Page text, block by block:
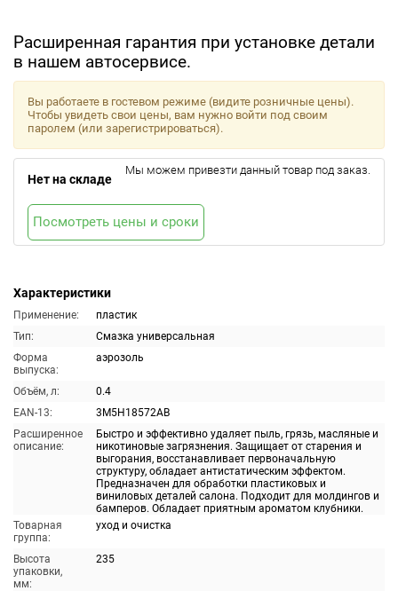
Расширенная гарантия при установке детали
в нашем автосервисе.
Характеристики
Применение:
пластик
Тип:
Смазка универсальная
Форма
выпуска:
аэрозоль
Объём, л:
0.4
EAN-13:
3M5H18572AB
Расширенное
описание:
Быстро и эффективно удаляет пыль, грязь, масляные и
никотиновые загрязнения. Защищает от старения и
выгорания, восстанавливает первоначальную
структуру, обладает антистатическим эффектом.
Предназначен для обработки пластиковых и
виниловых деталей салона. Подходит для молдингов и
бамперов. Обладает приятным ароматом клубники.
Товарная
группа:
уход и очистка
Высота
упаковки,
мм:
235
Вы работаете в гостевом режиме (видите розничные цены).
Чтобы увидеть свои цены, вам нужно войти под своим
паролем (или зарегистрироваться).
Нет на складе
Мы можем привезти данный товар под заказ.
Посмотреть цены и сроки